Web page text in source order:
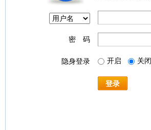
密 码
隐身登录 开启 关闭
登录